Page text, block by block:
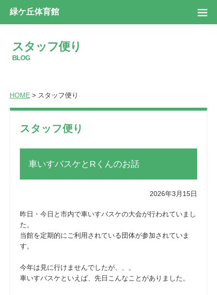
緑ケ丘体育館
スタッフ便り
BLOG
HOME > スタッフ便り
スタッフ便り
車いすバスケとRくんのお話
2026年3月15日
昨日・今日と市内で車いすバスケの大会が行われていまし
た。
当館を定期的にご利用されている団体が参加されていま
す。
今年は見に行けませんでしたが、、。
車いすバスケといえば、先日こんなことがありました。